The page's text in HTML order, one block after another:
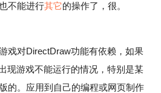
不能进行其它的操作了，很。
对DirectDraw功能有依赖，如果
现游戏不能运行的情况，特别是某
的。应用到自己的编程或网页制作